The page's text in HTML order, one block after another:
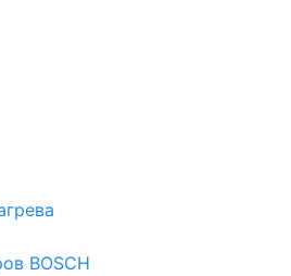
BOSCH